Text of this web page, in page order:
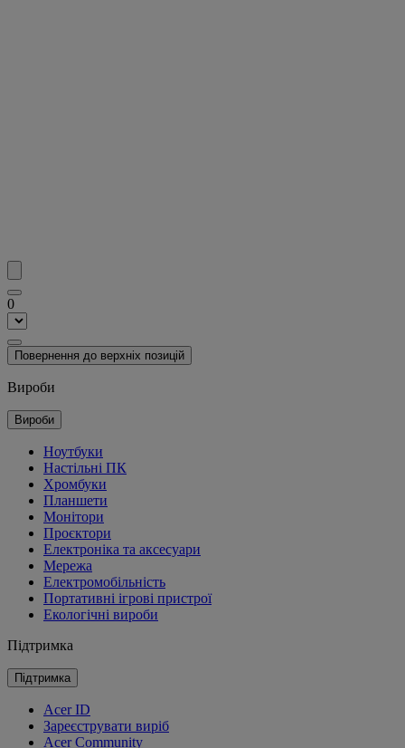
0
Повернення до верхніх позицій
Вироби
Вироби
Ноутбуки
Настільні ПК
Хромбуки
Планшети
Монітори
Проєктори
Електроніка та аксесуари
Мережа
Електромобільність
Портативні ігрові пристрої
Екологічні вироби
Підтримка
Підтримка
Acer ID
Зареєструвати виріб
Acer Community